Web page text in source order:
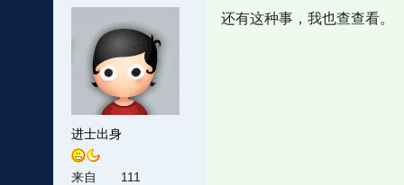
进士出身
来自 111
还有这种事，我也查查看。